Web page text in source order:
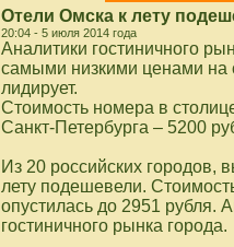
Отели Омска к лету
20:04 - 5 июля 2014 года
Аналитики гостиничного
самыми низкими ценами на
лидирует.
Стоимость номера в
Санкт-Петербурга – 5200
Из 20 российских городов,
лету подешевели.
опустилась до 2951 рубля.
гостиничного рынка города.